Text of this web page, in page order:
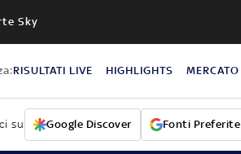
Sky
RISULTATI LIVE HIGHLIGHTS MERCATO
su Google Discover Fonti Preferite